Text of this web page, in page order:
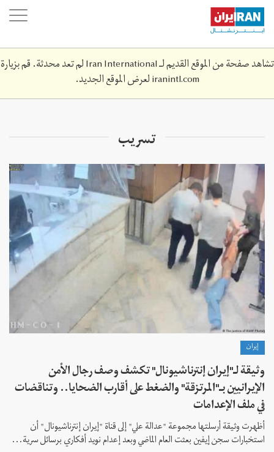
Skip
main
content
تشاهد صفحة من الموقع القديم لـ Iran International لم تعد محدثة. قم بزيارة
iranintl.comلعرض الموقع الجديد.
تسريب
إيران
وثيقة لـ"إيران إنترناشيونال" تكشف وصف رجال الأمن
الإيرانيين بـ"المرتزقة" والضغط على أقارب الضحايا.. وتناقضات
في ملف الإعدامات
أظهرت وثيقة أرسلتها مجموعة "عدالة علي" إلى قناة "إيران إنترناشيونال" أن
استخبارات سجن إيفين بعثت العام الماضي وبعد إعدام نويد أفكاري برسائل سرية...